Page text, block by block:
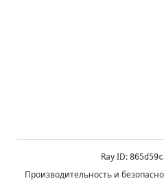
Ray ID:
Производительность и